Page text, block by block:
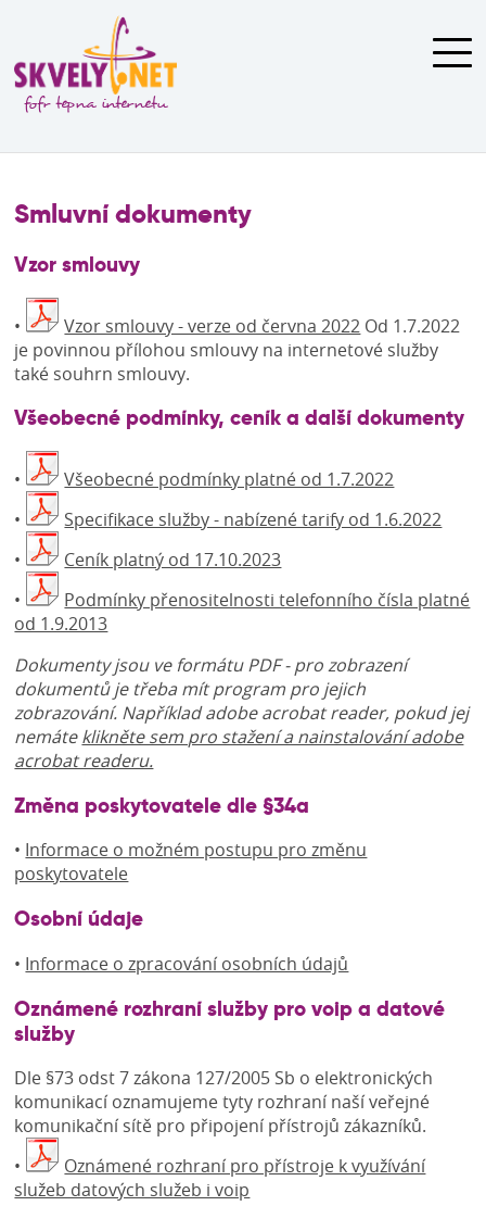
Služby
Dostupnost
Pro zákazníky
Kontakt
Smluvní dokumenty
Vzor smlouvy
• Vzor smlouvy - verze od června 2022 Od 1.7.2022
je povinnou přílohou smlouvy na internetové služby
také souhrn smlouvy.
Všeobecné podmínky, ceník a další dokumenty
•
Všeobecné podmínky platné od 1.7.2022
•
Specifikace služby - nabízené tarify od 1.6.2022
•
Ceník platný od 17.10.2023
•
Podmínky přenositelnosti telefonního čísla platné
od 1.9.2013
Dokumenty jsou ve formátu PDF - pro zobrazení
dokumentů je třeba mít program pro jejich
zobrazování. Například adobe acrobat reader, pokud jej
nemáteklikněte sem pro stažení a nainstalování adobe
acrobat readeru.
Změna poskytovatele dle §34a
• Informace o možném postupu pro změnu
poskytovatele
Osobní údaje
• Informace o zpracování osobních údajů
Oznámené rozhraní služby pro voip a datové
služby
Dle §73 odst 7 zákona 127/2005 Sb o elektronických
komunikací oznamujeme tyty rozhraní naší veřejné
komunikační sítě pro připojení přístrojů zákazníků.
•
Oznámené rozhraní pro přístroje k využívání
služeb datových služeb i voip